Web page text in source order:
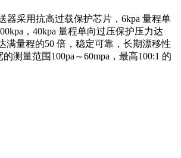
器采用抗高过载保护芯片，6kpa 量程单
，40kpa 量程单向过压保护压力达
满量程的50 倍，稳定可靠，长期漂移性
测量范围100pa～60mpa，最高100:1 的